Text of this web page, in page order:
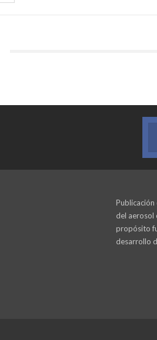
Publicación
del aerosol
propósito
desarrollo